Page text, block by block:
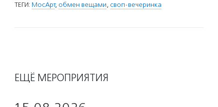
ТЕГИ: МосАрт, обмен вещами, своп-вечеринка
ЕЩЁ МЕРОПРИЯТИЯ